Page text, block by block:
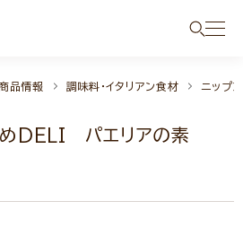
品情報 調味料・イタリアン食材 ニップ
DELI パエリアの素